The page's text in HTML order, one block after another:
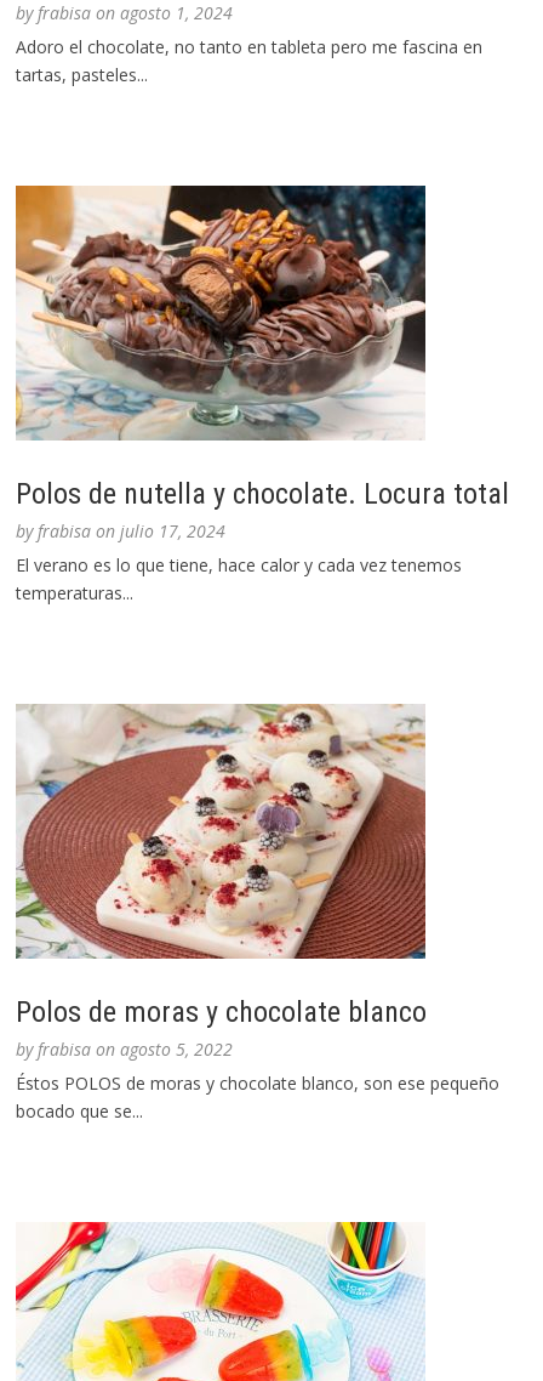
byfrabisa onagosto 1, 2024
Adoro el chocolate, no tanto en tableta pero me fascina en
tartas, pasteles...
Polos de nutella y chocolate. Locura total
byfrabisa onjulio 17, 2024
El verano es lo que tiene, hace calor y cada vez tenemos
temperaturas...
Polos de moras y chocolate blanco
byfrabisa onagosto 5, 2022
Éstos POLOS de moras y chocolate blanco, son ese pequeño
bocado que se...